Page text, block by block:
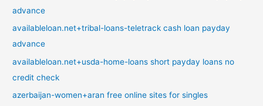
advance
availableloan.net+tribal-loans-teletrack cash loan payday
advance
availableloan.net+usda-home-loans short payday loans no
credit check
azerbaijan-women+aran free online sites for singles